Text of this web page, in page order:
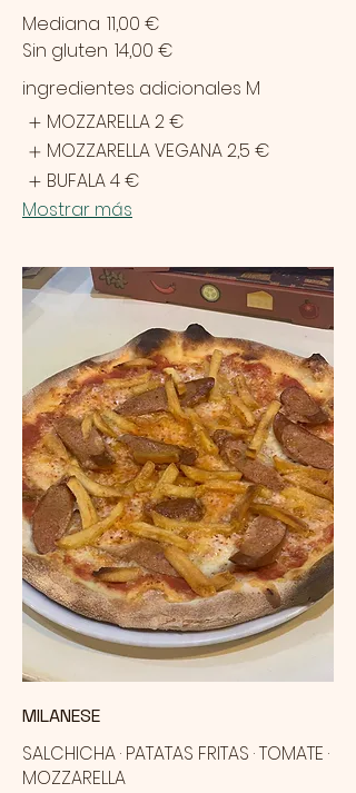
Mediana 11,00 €
Sin gluten 14,00 €
ingredientes adicionales M
MOZZARELLA2 €
MOZZARELLA VEGANA2,5 €
BUFALA4 €
Mostrar más
MILANESE
SALCHICHA · PATATAS FRITAS · TOMATE ·
MOZZARELLA